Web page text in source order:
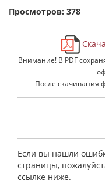
Просмотров: 378
Внимание! В PDF
После скачивания
Если вы нашли
страницы,
ссылке ниже.